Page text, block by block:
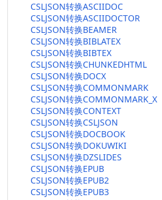
CSLJSON转换ASCIIDOC
CSLJSON转换ASCIIDOCTOR
CSLJSON转换BEAMER
CSLJSON转换BIBLATEX
CSLJSON转换BIBTEX
CSLJSON转换CHUNKEDHTML
CSLJSON转换DOCX
CSLJSON转换COMMONMARK
CSLJSON转换COMMONMARK_X
CSLJSON转换CONTEXT
CSLJSON转换CSLJSON
CSLJSON转换DOCBOOK
CSLJSON转换DOKUWIKI
CSLJSON转换DZSLIDES
CSLJSON转换EPUB
CSLJSON转换EPUB2
CSLJSON转换EPUB3